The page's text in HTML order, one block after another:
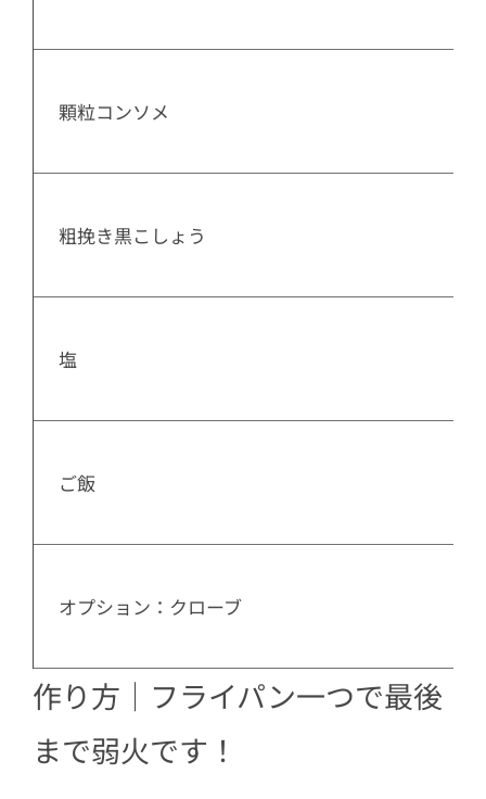
  顆粒コンソメ
  粗挽き黒こしょう
  塩
  ご飯
  オプション：クローブ
作り方｜フライパン一つで最後
まで弱火です！